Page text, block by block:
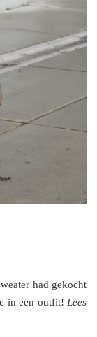
had gekocht
in een outfit! Lees